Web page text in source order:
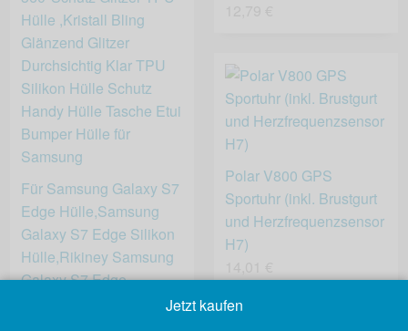
Für Samsung Galaxy S7
Edge Hülle,Samsung
Galaxy S7 Edge Silikon
Hülle,Rikiney Samsung
Galaxy S7 Edge
360°Schutz Glitzer TPU
Polar V800 GPS
Sportuhr (inkl. Brustgurt
und Herzfrequenzsensor
H7)
Jetzt kaufen